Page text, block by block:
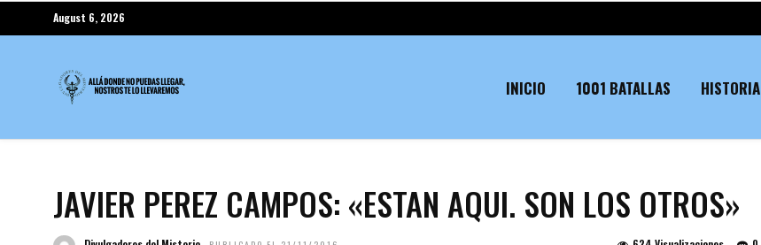
August 6, 2026
INICIO 1001 BATALLAS HISTORIA
JAVIER PEREZ CAMPOS: «ESTAN AQUI. SON LOS OTROS»